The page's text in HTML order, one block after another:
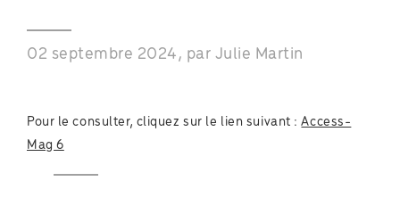
02 septembre 2024, par Julie Martin
Pour le consulter, cliquez sur le lien suivant :Access-
Mag 6